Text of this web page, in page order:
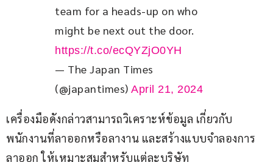
team for a heads-up on who
might be next out the door.
https://t.co/ecQYZjO0YH
— The Japan Times
(@japantimes) April 21, 2024
เครื่องมือดังกล่าวสามารถวิเคราะห์ข้อมูล เกี่ยวกับ
พนักงานที่ลาออกหรือลางาน และสร้างแบบจำลองการ
ลาออก ให้เหมาะสมสำหรับแต่ละบริษัท